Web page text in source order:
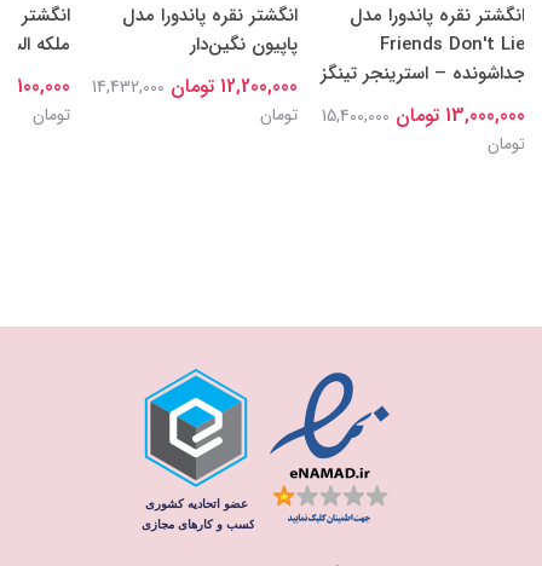
انگشتر نقره پاندورا مدل
Friends Don't Lie
جداشونده – استرینجر تینگز
13,000,000 تومان
15,400,000
تومان
انگشتر نقره پاندورا مدل
پاپیون نگین‌دار
12,200,000 تومان
14,432,000
تومان
انگشتر
ملکه
15,100,000
تومان